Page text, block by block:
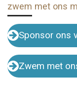
zwem met ons
Sponsor ons
Zwem met